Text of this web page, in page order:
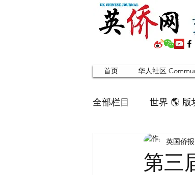
首页 华人社区
全部栏目 世界 🌎 版
英国脱宅指南 Time
第三
英国侨报